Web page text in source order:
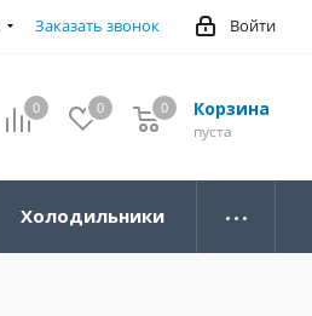
Войти
Заказать звонок
0 0 Корзина
0
пуста
0
Холодильники